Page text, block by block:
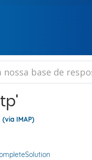
IMAP)